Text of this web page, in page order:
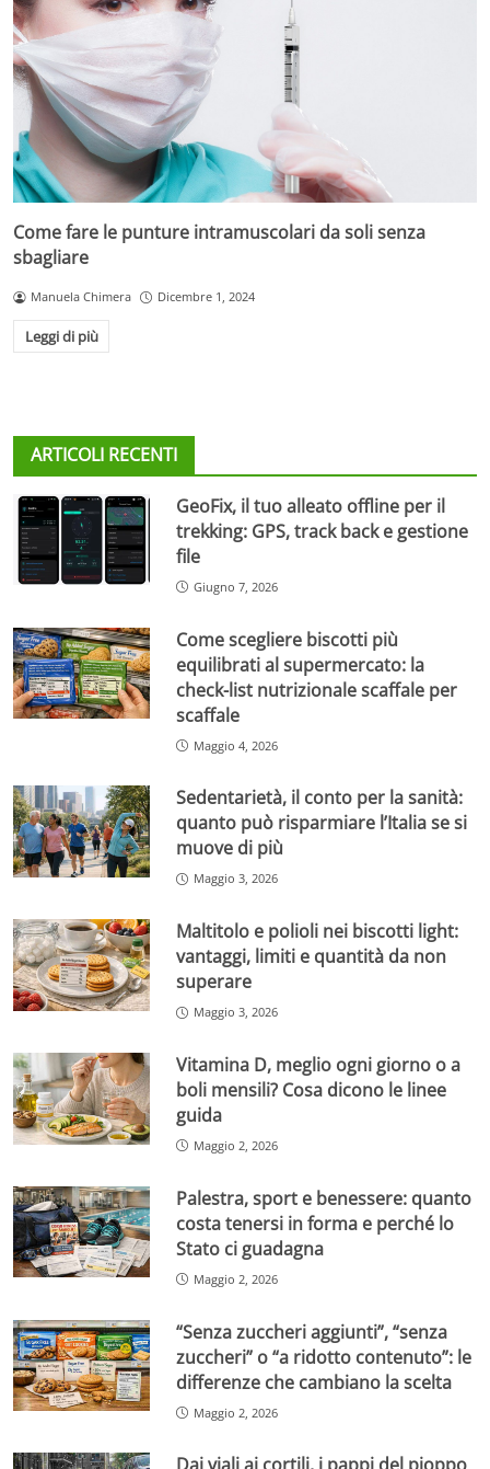
Come fare le punture intramuscolari da soli senza
sbagliare
Manuela Chimera Dicembre 1, 2024
Leggi di più
ARTICOLI RECENTI
GeoFix, il tuo alleato offline per il
trekking: GPS, track back e gestione
file
Giugno 7, 2026
Come scegliere biscotti più
equilibrati al supermercato: la
check-list nutrizionale scaffale per
scaffale
Maggio 4, 2026
Sedentarietà, il conto per la sanità:
quanto può risparmiare l’Italia se si
muove di più
Maggio 3, 2026
Maltitolo e polioli nei biscotti light:
vantaggi, limiti e quantità da non
superare
Maggio 3, 2026
Vitamina D, meglio ogni giorno o a
boli mensili? Cosa dicono le linee
guida
Maggio 2, 2026
Palestra, sport e benessere: quanto
costa tenersi in forma e perché lo
Stato ci guadagna
Maggio 2, 2026
“Senza zuccheri aggiunti”, “senza
zuccheri” o “a ridotto contenuto”: le
differenze che cambiano la scelta
Maggio 2, 2026